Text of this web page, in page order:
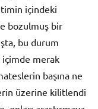
içindeki
bozulmuş bir
bu durum
içimde merak
başına ne
üzerine kilitlendi